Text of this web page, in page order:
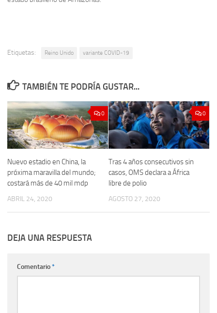
Etiquetas: Reino Unido variante COVID-19
TAMBIÉN TE PODRÍA GUSTAR...
0
Nuevo estadio en China, la
próxima maravilla del mundo;
costará más de 40 mil mdp
ABRIL 24, 2020
0
Tras 4 años consecutivos sin
casos, OMS declara a África
libre de polio
AGOSTO 27, 2020
DEJA UNA RESPUESTA
Comentario*